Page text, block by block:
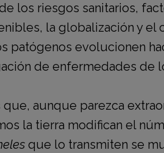
los riesgos sanitarios,
la globalización y
evolucionen
de enfermedades de
que, aunque parezca
la tierra modifican el
que lo transmiten se